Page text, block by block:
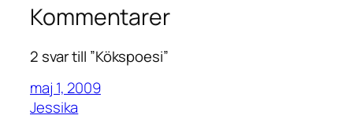
Kommentarer
2 svar till ”Kökspoesi”
maj 1, 2009
Jessika